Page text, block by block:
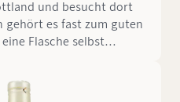
und besucht dort
gehört es fast zum guten
Flasche selbst
die Oban-Brennerei